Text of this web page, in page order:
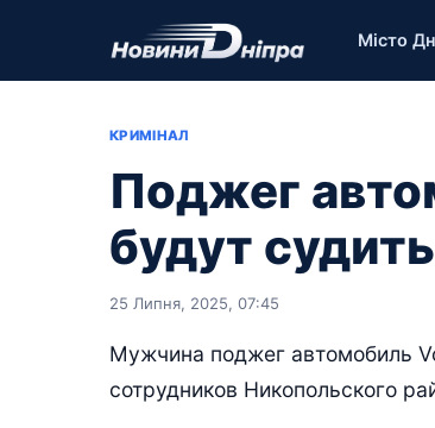
Місто
КРИМІНАЛ
Поджег
будут
25 Липня, 2025, 07:45
Мужчина поджег автомобиль
сотрудников Никопольского